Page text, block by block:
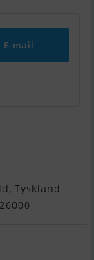
E-mail
Tyskland